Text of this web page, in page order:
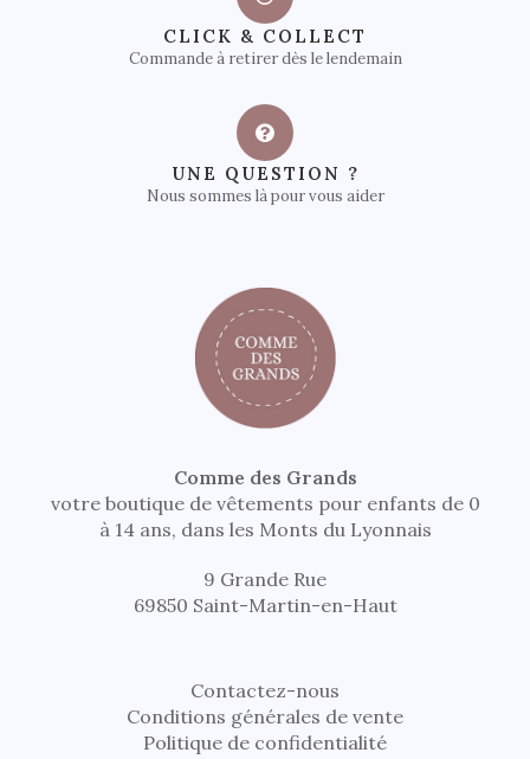
CLICK & COLLECT
Commande à retirer dès le lendemain
UNE QUESTION ?
Nous sommes là pour vous aider
Comme des Grands
votre boutique de vêtements pour enfants de 0
à 14 ans, dans les Monts du Lyonnais
9 Grande Rue
69850 Saint-Martin-en-Haut
Contactez-nous
Conditions générales de vente
Politique de confidentialité